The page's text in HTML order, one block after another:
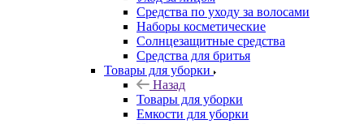
Средства по уходу за волосами
Наборы косметические
Солнцезащитные средства
Средства для бритья
Товары для уборки
Назад
Товары для уборки
Емкости для уборки